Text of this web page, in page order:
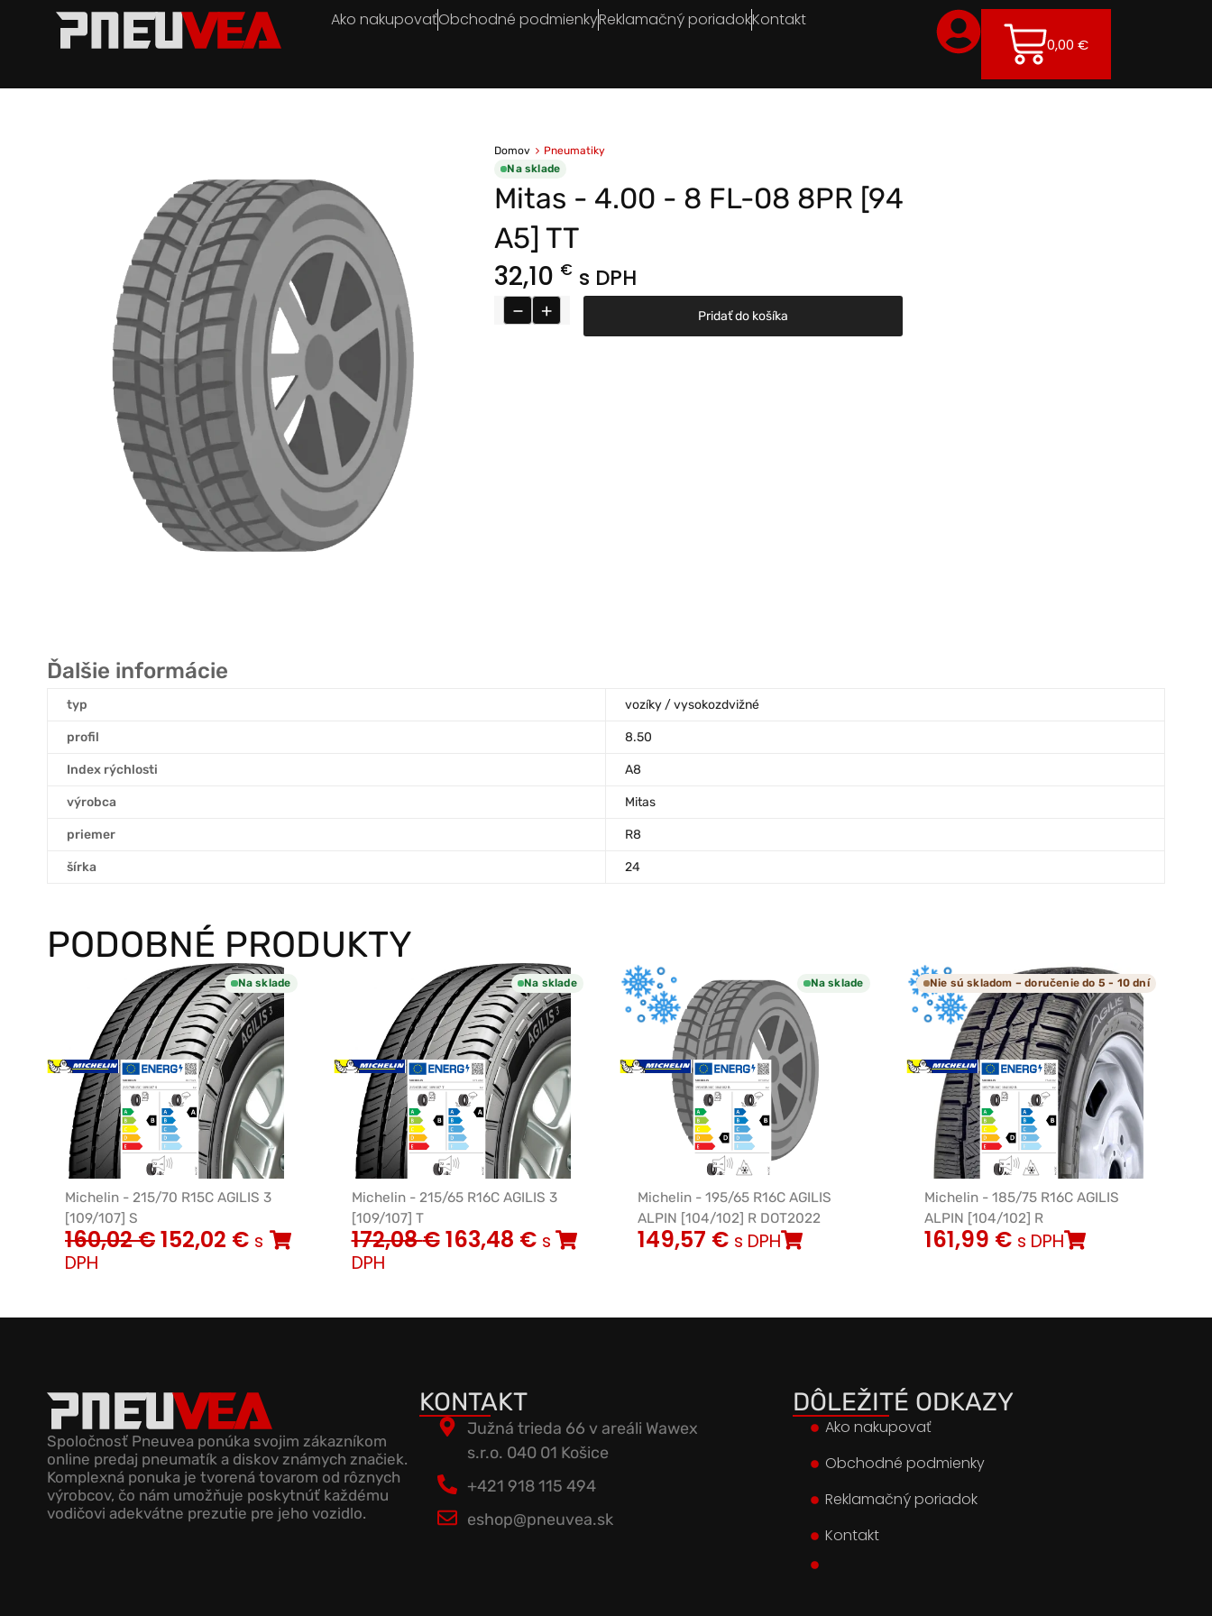
Ako nakupovaťObchodné podmienkyReklamačný poriadokKontakt
0,00 €
Domov
Pneumatiky
Na sklade
Mitas - 4.00 - 8 FL-08 8PR [94
A5] TT
32,10 € s DPH
− + Pridať do košíka
Ďalšie informácie
typ vozíky / vysokozdvižné
profil 8.50
Index rýchlosti A8
výrobca Mitas
priemer R8
šírka 24
PODOBNÉ PRODUKTY
Na sklade
Michelin - 215/70 R15C AGILIS 3
[109/107] S
160,02€152,02 € s
DPH
Na sklade
Michelin - 215/65 R16C AGILIS 3
[109/107] T
172,08€163,48 € s
DPH
Na sklade
Michelin - 195/65 R16C AGILIS
ALPIN [104/102] R DOT2022
149,57 € s DPH
Nie sú skladom – doručenie do 5 - 10 dní
Michelin - 185/75 R16C AGILIS
ALPIN [104/102] R
161,99 € s DPH
Spoločnosť Pneuvea ponúka svojim zákazníkom
online predaj pneumatík a diskov známych značiek.
Komplexná ponuka je tvorená tovarom od rôznych
výrobcov, čo nám umožňuje poskytnúť každému
vodičovi adekvátne prezutie pre jeho vozidlo.
KONTAKT
Južná trieda 66 v areáli Wawex
s.r.o. 040 01 Košice
+421 918 115 494
eshop@pneuvea.sk
DÔLEŽITÉ ODKAZY
Ako nakupovať
Obchodné podmienky
Reklamačný poriadok
Kontakt